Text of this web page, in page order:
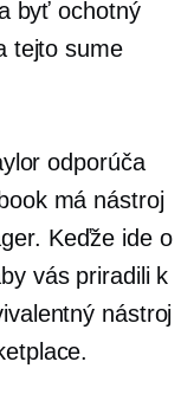
byť ochotný
tejto sume
odporúča
má nástroj
Keďže ide o
vás priradili k
nástroj